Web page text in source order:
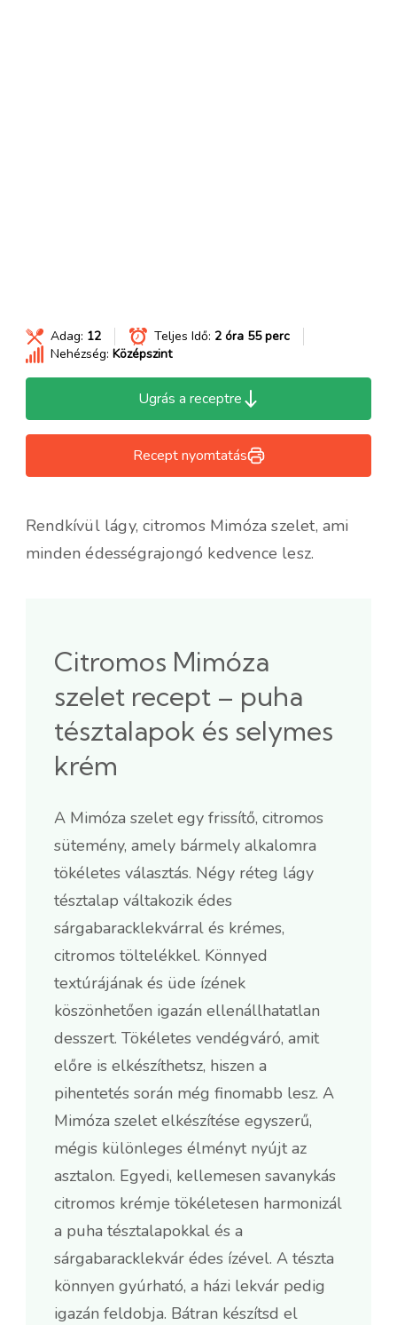
Adag: 12 Teljes Idő: 2 óra 55 perc
Nehézség: Középszint
Ugrás a receptre
Recept nyomtatás
Rendkívül lágy, citromos Mimóza szelet, ami
minden édességrajongó kedvence lesz.
Citromos Mimóza
szelet recept – puha
tésztalapok és selymes
krém
A Mimóza szelet egy frissítő, citromos
sütemény, amely bármely alkalomra
tökéletes választás. Négy réteg lágy
tésztalap váltakozik édes
sárgabaracklekvárral és krémes,
citromos töltelékkel. Könnyed
textúrájának és üde ízének
köszönhetően igazán ellenállhatatlan
desszert. Tökéletes vendégváró, amit
előre is elkészíthetsz, hiszen a
pihentetés során még finomabb lesz. A
Mimóza szelet elkészítése egyszerű,
mégis különleges élményt nyújt az
asztalon. Egyedi, kellemesen savanykás
citromos krémje tökéletesen harmonizál
a puha tésztalapokkal és a
sárgabaracklekvár édes ízével. A tészta
könnyen gyúrható, a házi lekvár pedig
igazán feldobja. Bátran készítsd el